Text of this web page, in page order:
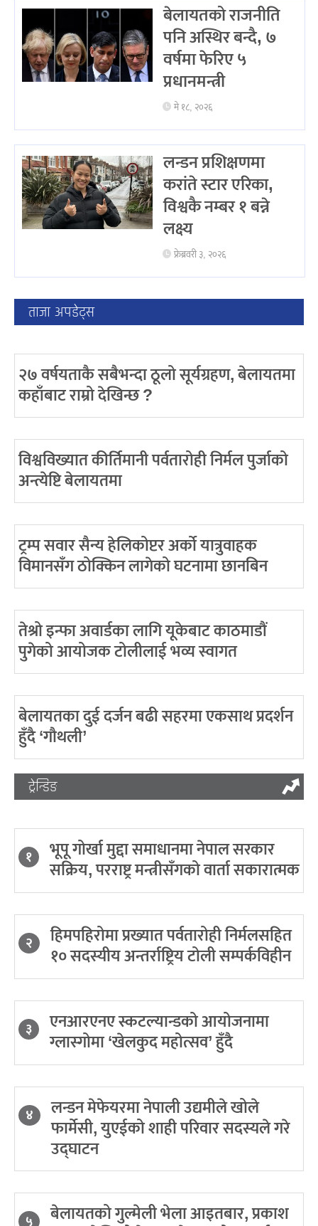
बेलायतको राजनीति
पनि अस्थिर बन्दै, ७
वर्षमा फेरिए ५
प्रधानमन्त्री
मे १८, २०२६
लन्डन प्रशिक्षणमा
करांते स्टार एरिका,
विश्वकै नम्बर १ बन्ने
लक्ष्य
फ्रेब्रवरी ३, २०२६
ताजा अपडेट्स
२७ वर्षयताकै सबैभन्दा ठूलो सूर्यग्रहण, बेलायतमा
कहाँबाट राम्रो देखिन्छ ?
विश्वविख्यात कीर्तिमानी पर्वतारोही निर्मल पुर्जाको
अन्त्येष्टि बेलायतमा
ट्रम्प सवार सैन्य हेलिकोप्टर अर्को यात्रुवाहक
विमानसँग ठोक्किन लागेको घटनामा छानबिन
तेश्रो इन्फा अवार्डका लागि यूकेबाट काठमाडौं
पुगेको आयोजक टोलीलाई भव्य स्वागत
बेलायतका दुई दर्जन बढी सहरमा एकसाथ प्रदर्शन
हुँदै ‘गौथली’
ट्रेन्डिङ
१ भूपू गोर्खा मुद्दा समाधानमा नेपाल सरकार
सक्रिय, परराष्ट्र मन्त्रीसँगको वार्ता सकारात्मक
२ हिमपहिरोमा प्रख्यात पर्वतारोही निर्मलसहित
१० सदस्यीय अन्तर्राष्ट्रिय टोली सम्पर्कविहीन
३ एनआरएनए स्कटल्यान्डको आयोजनामा
ग्लास्गोमा ‘खेलकुद महोत्सव’ हुँदै
४ लन्डन मेफेयरमा नेपाली उद्यमीले खोले
फार्मेसी, युएईको शाही परिवार सदस्यले गरे
उद्घाटन
५ बेलायतको गुल्मेली भेला आइतबार, प्रकाश